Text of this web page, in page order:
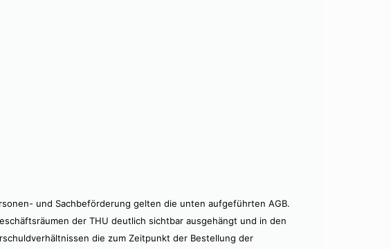
und Sachbeförderung gelten die unten aufgeführten AGB.
der THU deutlich sichtbar ausgehängt und in den
die zum Zeitpunkt der Bestellung der